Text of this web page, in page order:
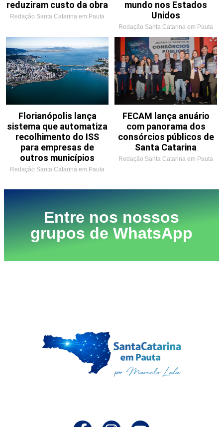
reduziram custo da obra
Redação Santa Catarina em Pauta
mundo nos Estados
Unidos
Redação Santa Catarina em Pauta
Florianópolis lança
sistema que automatiza
recolhimento do ISS
para empresas de
outros municípios
Redação Santa Catarina em Pauta
FECAM lança anuário
com panorama dos
consórcios públicos de
Santa Catarina
Redação Santa Catarina em Pauta
Entre nos nossos
grupos de WhatsApp